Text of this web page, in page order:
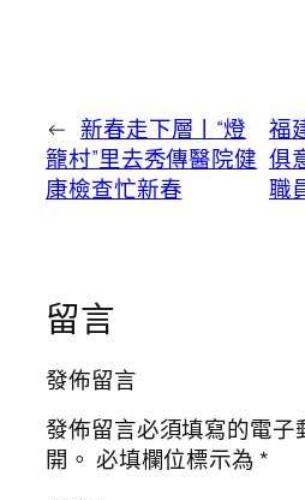
← 新春走下層丨“燈
籠村”里去秀傳醫院健
康檢查忙新春
福
俱
職
留言
發佈留言
發佈留言必須填寫的電子
開。 必填欄位標示為*